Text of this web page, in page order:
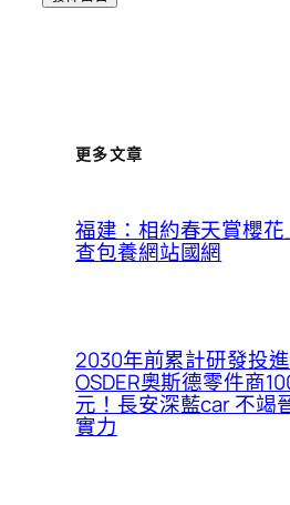
更多文章
福建：相約春天賞櫻花
查包養網站國網
2030年前累計研發投
OSDER奧斯德零件商
元！長安深藍car 不竭
實力